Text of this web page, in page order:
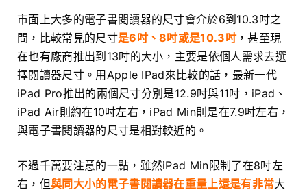
市面上大多的電子書閱讀器的尺寸會介於6到10.3吋之
間，比較常見的尺寸是6吋、8吋或是10.3吋，甚至現
在也有廠商推出到13吋的大小，主要是依個人需求去選
擇閱讀器尺寸。用Apple IPad來比較的話，最新一代
iPad Pro推出的兩個尺寸分別是12.9吋與11吋，iPad、
iPad Air則約在10吋左右，iPad Min則是在7.9吋左右，
與電子書閱讀器的尺寸是相對較近的。
不過千萬要注意的一點，雖然iPad Min限制了在8吋左
右，但與同大小的電子書閱讀器在重量上還是有非常大